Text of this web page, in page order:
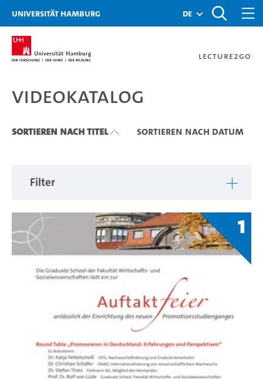
Zu den Filtern
Zur Metanavigation
Zur Hauptnavigation
Zur Suche
Zum Inhalt
Zum Seitenfuss
Universität Hamburg de
Lecture2Go
Videokatalog
Videokatalog
Sortieren nach Titel Sortieren nach Datum
Filter
1